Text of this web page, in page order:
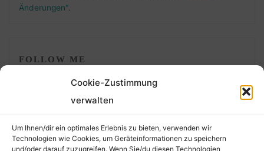
Cookie-Zustimmung
verwalten
Um Ihnen/dir ein optimales Erlebnis zu bieten, verwenden wir
Technologien wie Cookies, um Geräteinformationen zu speichern
und/oder darauf zuzugreifen. Wenn Sie/du diesen Technologien
Änderungen".
FOLLOW ME